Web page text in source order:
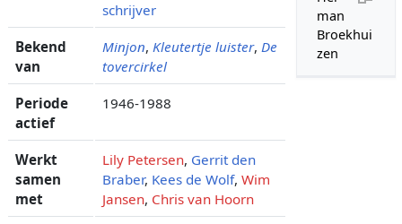
man
Broekhui
zen
schrijver
Bekend
van
Minjon, Kleutertje luister, De
tovercirkel
Periode
actief
1946-1988
Werkt
samen
met
Lily Petersen, Gerrit den
Braber, Kees de Wolf, Wim
Jansen, Chris van Hoorn